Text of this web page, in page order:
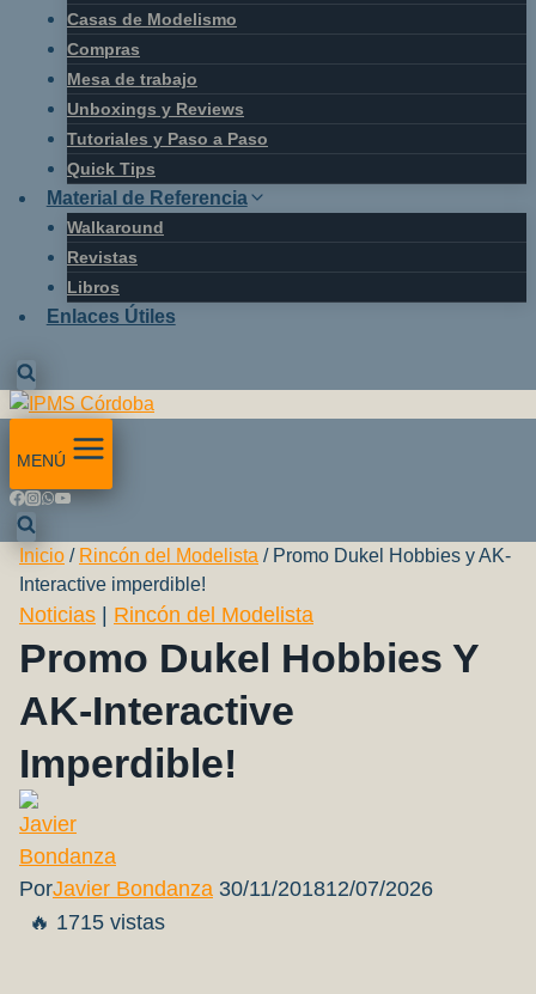
Casas de Modelismo
Compras
Mesa de trabajo
Unboxings y Reviews
Tutoriales y Paso a Paso
Quick Tips
Material de Referencia
Walkaround
Revistas
Libros
Enlaces Útiles
MENÚ
Inicio / Rincón del Modelista / Promo Dukel Hobbies y AK-
Interactive imperdible!
Noticias Rincón del Modelista
Promo Dukel Hobbies Y
AK-Interactive
Imperdible!
PorJavier Bondanza 30/11/201812/07/2026
🔥 1715 vistas